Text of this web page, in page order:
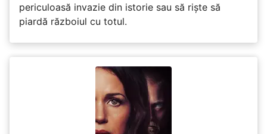
periculoasă invazie din istorie sau să riște să
piardă războiul cu totul.